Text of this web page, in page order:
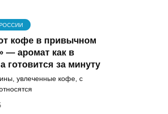
кофе в привычном
— аромат как в
готовится за минуту
увлеченные кофе, с